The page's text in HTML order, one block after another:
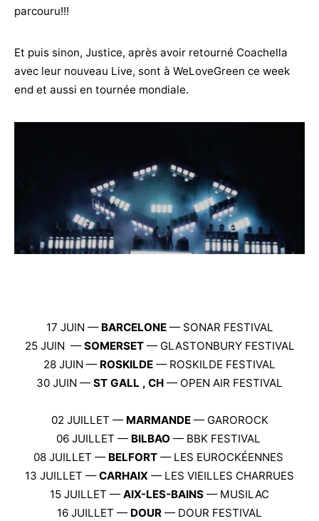
parcouru!!!
Et puis sinon, Justice, après avoir retourné Coachella
avec leur nouveau Live, sont à WeLoveGreen ce week
end et aussi en tournée mondiale.
17 JUIN — BARCELONE— SONAR FESTIVAL
25 JUIN —SOMERSET— GLASTONBURY FESTIVAL
28 JUIN — ROSKILDE — ROSKILDE FESTIVAL
30 JUIN —ST GALL , CH — OPEN AIR FESTIVAL
02 JUILLET — MARMANDE — GAROROCK
06 JUILLET —BILBAO — BBK FESTIVAL
08 JUILLET —BELFORT — LES EUROCKÉENNES
13 JUILLET —CARHAIX — LES VIEILLES CHARRUES
15 JUILLET —AIX-LES-BAINS — MUSILAC
16 JUILLET — DOUR — DOUR FESTIVAL